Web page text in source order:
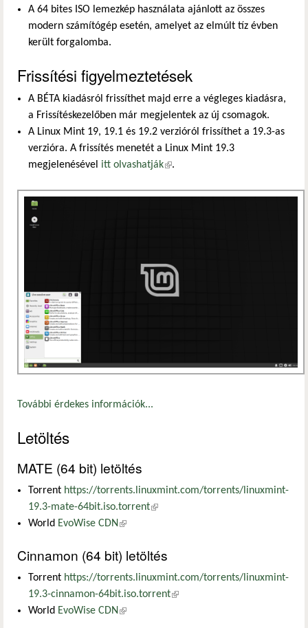
A 64 bites ISO lemezkép használata ajánlott az összes
modern számítógép esetén, amelyet az elmúlt tíz évben
került forgalomba.
Frissítési figyelmeztetések
A BÉTA kiadásról frissíthet majd erre a végleges kiadásra,
a Frissítéskezelőben már megjelentek az új csomagok.
A Linux Mint 19, 19.1 és 19.2 verzióról frissíthet a 19.3-as
verzióra. A frissítés menetét a Linux Mint 19.3
megjelenésével itt olvashatják(külső hivatkozás)
.
További érdekes információk...
Letöltés
MATE (64 bit) letöltés
Torrent https://torrents.linuxmint.com/torrents/linuxmint-
19.3-mate-64bit.iso.torrent(külső hivatkozás)
World EvoWise CDN (külső hivatkozás)
Cinnamon (64 bit) letöltés
Torrent https://torrents.linuxmint.com/torrents/linuxmint-
19.3-cinnamon-64bit.iso.torrent(külső hivatkozás)
World EvoWise CDN (külső hivatkozás)